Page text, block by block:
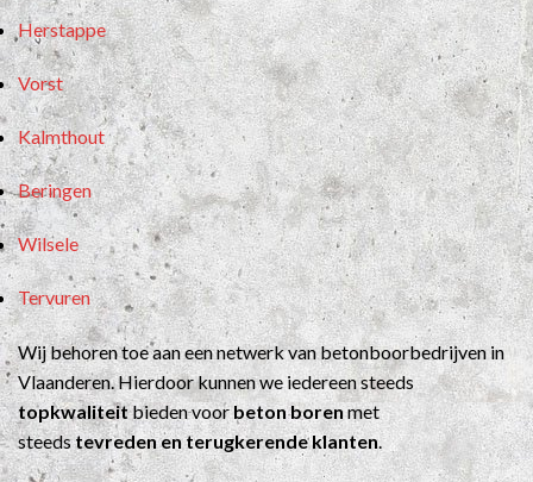
Herstappe
Vorst
Kalmthout
Beringen
Wilsele
Tervuren
Wij behoren toe aan een netwerk van betonboorbedrijven in
Vlaanderen. Hierdoor kunnen we iedereen steeds
topkwaliteitbieden voorbeton borenmet
steedstevreden en terugkerende klanten